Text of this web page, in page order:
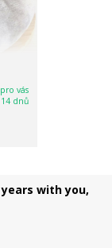
vás
dnů
with you,